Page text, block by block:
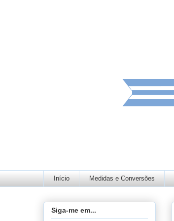
Início Medidas e Conversões
Siga-me em...